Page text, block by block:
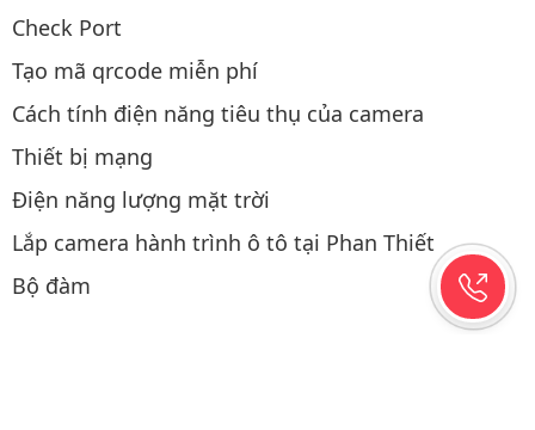
Check Port
Tạo mã qrcode miễn phí
Cách tính điện năng tiêu thụ của camera
Thiết bị mạng
Điện năng lượng mặt trời
Lắp camera hành trình ô tô tại Phan Thiết
Bộ đàm